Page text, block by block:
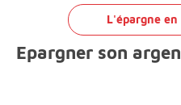
L'épargne en
Epargner son